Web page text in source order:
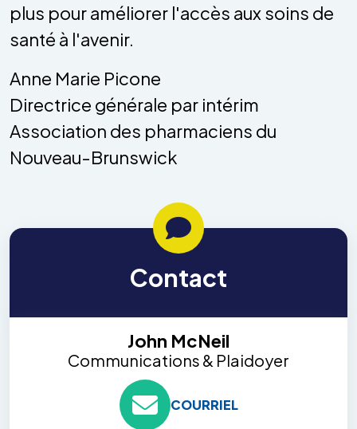
plus pour améliorer l'accès aux soins de
santé à l'avenir.
Anne Marie Picone
Directrice générale par intérim
Association des pharmaciens du
Nouveau-Brunswick
Contact
John McNeil
Communications & Plaidoyer
COURRIEL